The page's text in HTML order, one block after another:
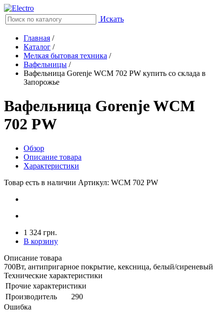
Искать
Главная /
Каталог /
Мелкая бытовая техника /
Вафельницы /
Вафельница Gorenje WCM 702 PW купить со склада в
Запорожье
Вафельница Gorenje WCM
702 PW
Обзор
Описание товара
Характеристики
Товар есть в наличии Артикул: WCM 702 PW
1 324 грн.
В корзину
Описание товара
700Вт, антипригарное покрытие, кексница, белый/сиреневый
Технические характеристики
Прочие характеристики
Производитель
290
Ошибка